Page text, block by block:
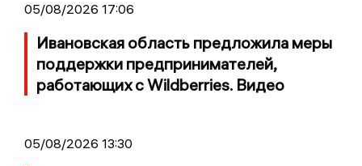
05/08/2026 17:06
Ивановская область предложила меры
поддержки предпринимателей,
работающих с Wildberries. Видео
05/08/2026 13:30